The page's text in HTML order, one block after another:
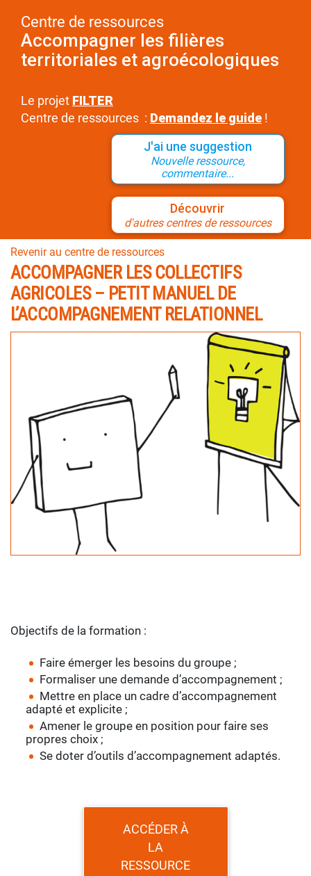
Centre de ressources
Accompagner les filières
territoriales et agroécologiques
Le projet FILTER
Centre de ressources : Demandez le guide !
J'ai une suggestion
Nouvelle ressource,
commentaire...
Découvrir
d'autres centres de ressources
Revenir au centre de ressources
ACCOMPAGNER LES COLLECTIFS
AGRICOLES – PETIT MANUEL DE
L’ACCOMPAGNEMENT RELATIONNEL
Objectifs de la formation :
Faire émerger les besoins du groupe ;
Formaliser une demande d’accompagnement ;
Mettre en place un cadre d’accompagnement
adapté et explicite ;
Amener le groupe en position pour faire ses
propres choix ;
Se doter d’outils d’accompagnement adaptés.
ACCÉDER À
LA
RESSOURCE